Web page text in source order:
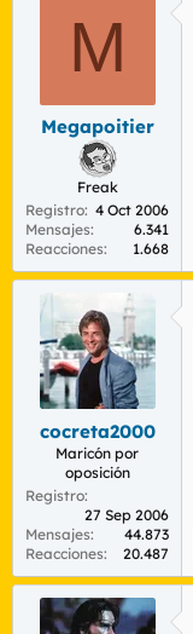
M
Megapoitier
Freak
Registro 4 Oct 2006
Mensajes
6.341
Reacciones
1.668
cocreta2000
Maricón por
oposición
Registro
27 Sep 2006
Mensajes
44.873
Reacciones
20.487